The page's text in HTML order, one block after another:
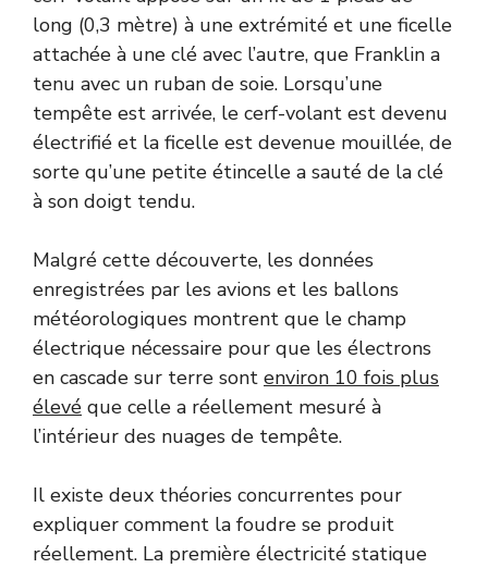
long (0,3 mètre) à une extrémité et une ficelle
attachée à une clé avec l’autre, que Franklin a
tenu avec un ruban de soie. Lorsqu’une
tempête est arrivée, le cerf-volant est devenu
électrifié et la ficelle est devenue mouillée, de
sorte qu’une petite étincelle a sauté de la clé
à son doigt tendu.
Malgré cette découverte, les données
enregistrées par les avions et les ballons
météorologiques montrent que le champ
électrique nécessaire pour que les électrons
en cascade sur terre sont environ 10 fois plus
élevé que celle a réellement mesuré à
l’intérieur des nuages de tempête.
Il existe deux théories concurrentes pour
expliquer comment la foudre se produit
réellement. La première électricité statique